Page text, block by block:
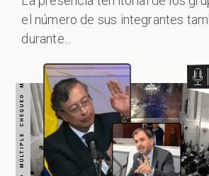
el número de sus integrantes
durante...